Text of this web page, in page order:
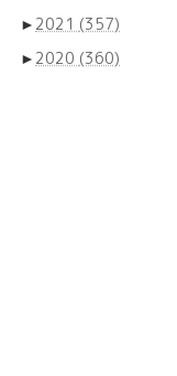
► 2021 (357)
► 2020 (360)